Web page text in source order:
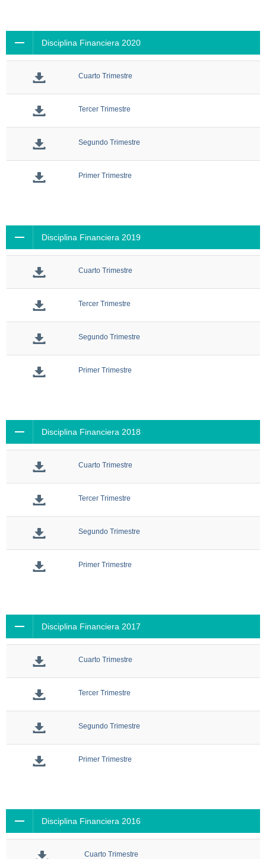
Disciplina Financiera 2020
Cuarto Trimestre
Tercer Trimestre
Segundo Trimestre
Primer Trimestre
Disciplina Financiera 2019
Cuarto Trimestre
Tercer Trimestre
Segundo Trimestre
Primer Trimestre
Disciplina Financiera 2018
Cuarto Trimestre
Tercer Trimestre
Segundo Trimestre
Primer Trimestre
Disciplina Financiera 2017
Cuarto Trimestre
Tercer Trimestre
Segundo Trimestre
Primer Trimestre
Disciplina Financiera 2016
Cuarto Trimestre